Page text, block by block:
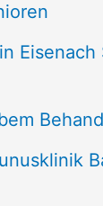
Eisenach